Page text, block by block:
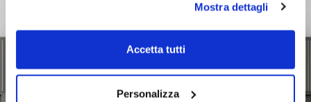
Mostra dettagli
Accetta tutti
Personalizza
Strada Prov. Nuova Valassina, 74 - 20851 Lissone (MB)